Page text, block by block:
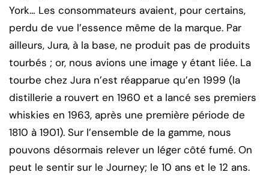
York… Les consommateurs avaient, pour certains,
perdu de vue l’essence même de la marque. Par
ailleurs, Jura, à la base, ne produit pas de produits
tourbés ; or, nous avions une image y étant liée. La
tourbe chez Jura n’est réapparue qu’en 1999 (la
distillerie a rouvert en 1960 et a lancé ses premiers
whiskies en 1963, après une première période de
1810 à 1901). Sur l’ensemble de la gamme, nous
pouvons désormais relever un léger côté fumé. On
peut le sentir sur le Journey; le 10 ans et le 12 ans.